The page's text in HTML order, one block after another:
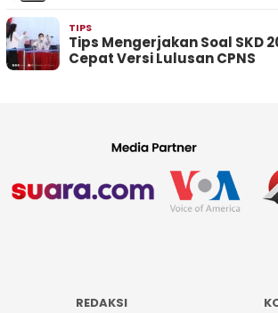
TIPS
Tips Mengerjakan Soal SKD
Cepat Versi Lulusan CPNS
REDAKSI